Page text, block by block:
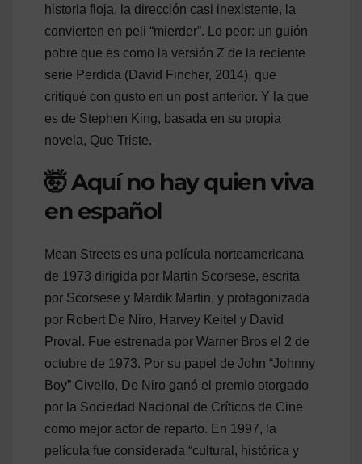
historia floja, la dirección casi inexistente, la
convierten en peli “mierder”. Lo peor: un guión
pobre que es como la versión Z de la reciente
serie Perdida (David Fincher, 2014), que
critiqué con gusto en un post anterior. Y la que
es de Stephen King, basada en su propia
novela, Que Triste.
🤯 Aquí no hay quien viva
en español
Mean Streets es una película norteamericana
de 1973 dirigida por Martin Scorsese, escrita
por Scorsese y Mardik Martin, y protagonizada
por Robert De Niro, Harvey Keitel y David
Proval. Fue estrenada por Warner Bros el 2 de
octubre de 1973. Por su papel de John “Johnny
Boy” Civello, De Niro ganó el premio otorgado
por la Sociedad Nacional de Críticos de Cine
como mejor actor de reparto. En 1997, la
película fue considerada “cultural, histórica y